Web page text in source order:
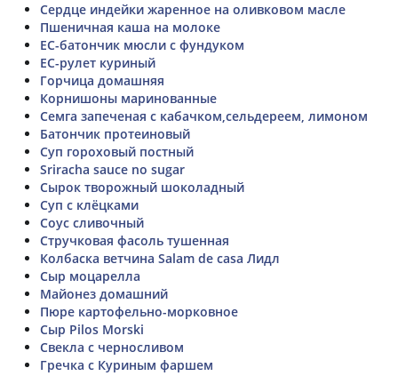
Сердце индейки жаренное на оливковом масле
Пшеничная каша на молоке
ЕС-батончик мюсли с фундуком
ЕС-рулет куриный
Горчица домашняя
Корнишоны маринованные
Семга запеченая с кабачком,сельдереем, лимоном
Батончик протеиновый
Суп гороховый постный
Sriracha sauce no sugar
Сырок творожный шоколадный
Суп с клёцками
Соус сливочный
Стручковая фасоль тушенная
Колбаска ветчина Salam de casа Лидл
Сыр моцарелла
Майонез домашний
Пюре картофельно-морковное
Сыр Pilos Morski
Свекла с черносливом
Гречка с Куриным фаршем